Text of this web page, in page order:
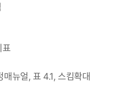
표
뉴얼, 표 4.1, 스킴확대